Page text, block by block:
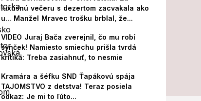
luxusnú večeru s dezertom zacvakala ako
u... Manžel Mravec trošku brblal, že...
VIDEO Juraj Bača zverejnil, čo mu robí
synček! Namiesto smiechu prišla tvrdá
kritika: Treba zasiahnuť, to nesmie
Kramára a šéfku SND Ťapákovú spája
TAJOMSTVO z detstva! Teraz posiela
odkaz: Je mi to ľúto...